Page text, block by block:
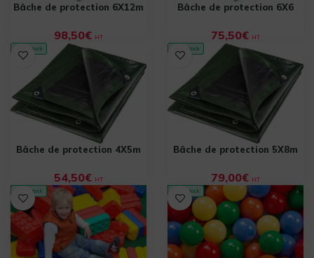
Bâche de protection 6X12m
98,50€ HT
Bâche de protection 6X6
75,50€ HT
✓ En stock
Bâche de protection 4X5m
54,50€ HT
✓ En stock
Bâche de protection 5X8m
79,00€ HT
✓ En stock
✓ En stock